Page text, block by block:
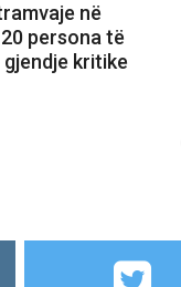
në
persona të
gjendje kritike